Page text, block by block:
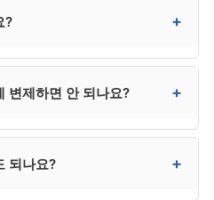
우 신청과 동시에
? +
사유입니다. 사유를 보완해
변제하면 안 되나요? +
채권자에 대한 변제를
되나요? +